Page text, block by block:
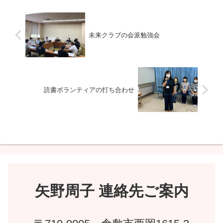
未来クラブの会派勉強会
読書ボランティアの打ち合わせ
矢野周子 連絡先ご案内